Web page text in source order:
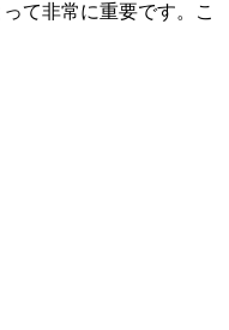
て非常に重要です。こ